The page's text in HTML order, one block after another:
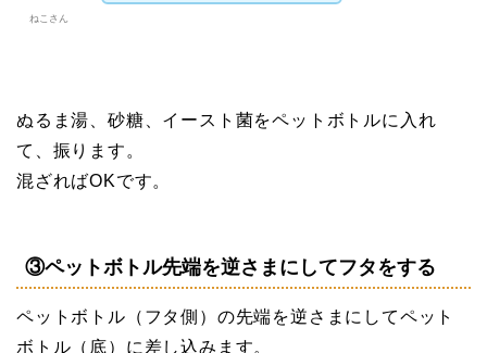
ねこさん
ぬるま湯、砂糖、イースト菌をペットボトルに入れ
て、振ります。
混ざればOKです。
③ペットボトル先端を逆さまにしてフタをする
ペットボトル（フタ側）の先端を逆さまにしてペット
ボトル（底）に差し込みます。